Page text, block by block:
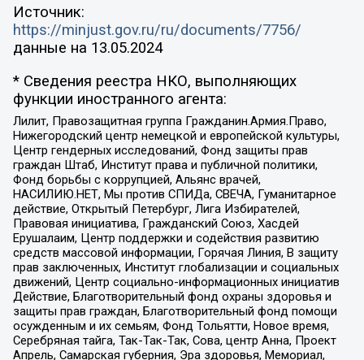
Источник:
https://minjust.gov.ru/ru/documents/7756/
данные на 13.05.2024
* Сведения реестра НКО, выполняющих
функции иностранного агента:
Лилит, Правозащитная группа Гражданин.Армия.Право,
Нижегородский центр немецкой и европейской культуры,
Центр гендерных исследований, Фонд защиты прав
граждан Штаб, Институт права и публичной политики,
Фонд борьбы с коррупцией, Альянс врачей,
НАСИЛИЮ.НЕТ, Мы против СПИДа, СВЕЧА, Гуманитарное
действие, Открытый Петербург, Лига Избирателей,
Правовая инициатива, Гражданский Союз, Хасдей
Ерушалаим, Центр поддержки и содействия развитию
средств массовой информации, Горячая Линия, В защиту
прав заключенных, Институт глобализации и социальных
движений, Центр социально-информационных инициатив
Действие, Благотворительный фонд охраны здоровья и
защиты прав граждан, Благотворительный фонд помощи
осужденным и их семьям, Фонд Тольятти, Новое время,
Серебряная тайга, Так-Так-Так, Сова, центр Анна, Проект
Апрель, Самарская губерния, Эра здоровья, Мемориал,